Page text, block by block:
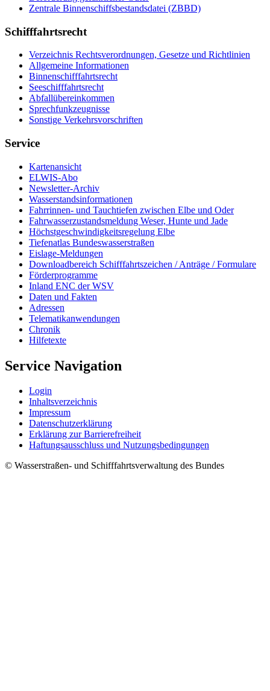
Zen­tra­le Bin­nen­schiffs­be­stands­da­tei (ZBBD)
Schifffahrtsrecht
Ver­zeich­nis Rechts­ver­ord­nun­gen, Ge­set­ze und Richt­li­ni­en
All­ge­mei­ne In­for­ma­tio­nen
Bin­nen­schiff­fahrts­recht
See­schiff­fahrts­recht
Ab­fall­über­ein­kom­men
Sprech­funk­zeug­nis­se
Sons­ti­ge Ver­kehrs­vor­schrif­ten
Service
Kar­ten­an­sicht
EL­WIS-​Abo
Newslet­ter-​Ar­chiv
Was­ser­stands­in­for­ma­tio­nen
Fahr­rin­nen-​ und Tauch­tie­fen zwi­schen El­be und Oder
Fahr­was­ser­zu­stands­mel­dung We­ser, Hun­te und Ja­de
Höchst­ge­schwin­dig­keits­re­ge­lung El­be
Tie­fe­n­at­las Bun­des­was­ser­stra­ßen
Eis­la­ge-​Mel­dun­gen
Dow­n­load­be­reich Schiff­fahrts­zei­chen / An­trä­ge / For­mu­la­re
För­der­pro­gram­me
In­land ENC der WSV
Da­ten und Fak­ten
Adres­sen
Te­le­ma­ti­kan­wen­dun­gen
Chro­nik
Hil­fe­tex­te
Service Navigation
Log­in
In­halts­ver­zeich­nis
Im­pres­s­um
Da­ten­schut­z­er­klä­rung
Er­klä­rung zur Bar­rie­re­frei­heit
Haf­tungs­aus­schluss und Nut­zungs­be­din­gun­gen
© Wasserstraßen- und Schifffahrtsverwaltung des Bundes